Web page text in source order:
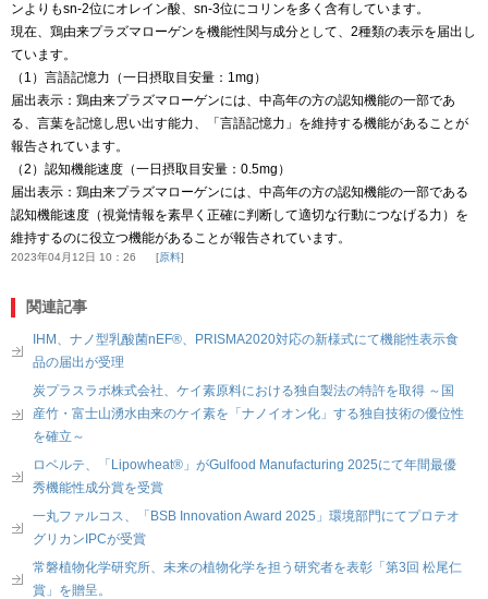
ンよりもsn-2位にオレイン酸、sn-3位にコリンを多く含有しています。
現在、鶏由来プラズマローゲンを機能性関与成分として、2種類の表示を届出し
ています。
（1）言語記憶力（一日摂取目安量：1mg）
届出表示：鶏由来プラズマローゲンには、中高年の方の認知機能の一部であ
る、言葉を記憶し思い出す能力、「言語記憶力」を維持する機能があることが
報告されています。
（2）認知機能速度（一日摂取目安量：0.5mg）
届出表示：鶏由来プラズマローゲンには、中高年の方の認知機能の一部である
認知機能速度（視覚情報を素早く正確に判断して適切な行動につなげる力）を
維持するのに役立つ機能があることが報告されています。
2023年04月12日 10：26 原料
関連記事
IHM、ナノ型乳酸菌nEF®、PRISMA2020対応の新様式にて機能性表示食
品の届出が受理
炭プラスラボ株式会社、ケイ素原料における独自製法の特許を取得 ～国
産竹・富士山湧水由来のケイ素を「ナノイオン化」する独自技術の優位性
を確立～
ロベルテ、「Lipowheat®」がGulfood Manufacturing 2025にて年間最優
秀機能性成分賞を受賞
一丸ファルコス、「BSB Innovation Award 2025」環境部門にてプロテオ
グリカンIPCが受賞
常磐植物化学研究所、未来の植物化学を担う研究者を表彰「第3回 松尾仁
賞」を贈呈。